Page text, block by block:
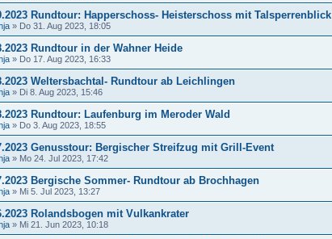
Rundtour: Happerschoss- Heisterschoss mit Talsperrenblick
» Do 31. Aug 2023, 18:05
Rundtour in der Wahner Heide
» Do 17. Aug 2023, 16:33
Weltersbachtal- Rundtour ab Leichlingen
» Di 8. Aug 2023, 15:46
Rundtour: Laufenburg im Meroder Wald
» Do 3. Aug 2023, 18:55
Genusstour: Bergischer Streifzug mit Grill-Event
» Mo 24. Jul 2023, 17:42
Bergische Sommer- Rundtour ab Brochhagen
» Mi 5. Jul 2023, 13:27
Rolandsbogen mit Vulkankrater
» Mi 21. Jun 2023, 10:18